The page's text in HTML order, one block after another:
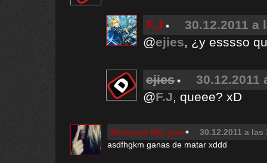
F.J
30.12.2011 a
@ejies, ¿y esssso
ejies
30.12.2011
@F.J, queee? xD
Someone like you
30.12.2011 a las
asdfhgkm ganas de matar xddd